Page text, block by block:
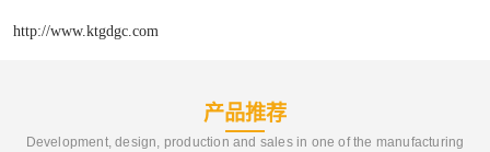
http://www.ktgdgc.com
产品推荐
Development, design, production and sales in one of the manufacturing